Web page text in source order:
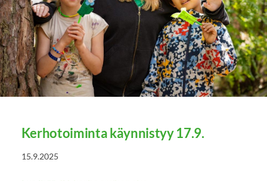
Kerhotoiminta käynnistyy 17.9.
15.9.2025